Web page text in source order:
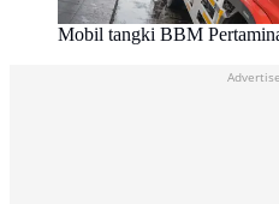
Mobil tangki BBM